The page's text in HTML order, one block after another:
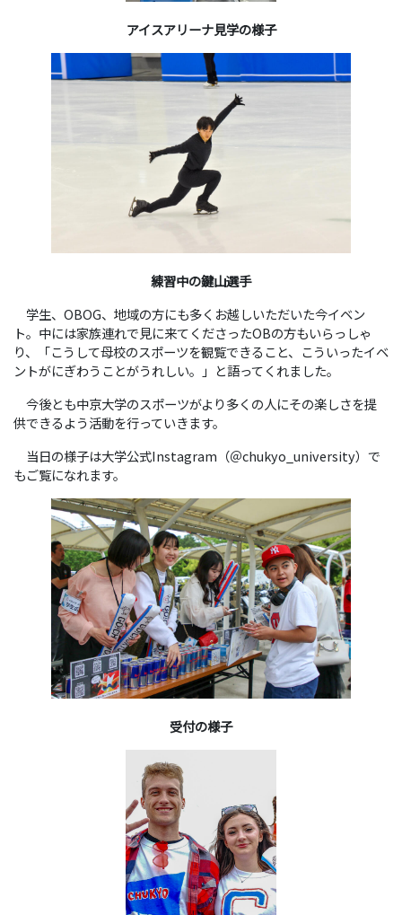
アイスアリーナ見学の様子
練習中の鍵山選手
学生、OBOG、地域の方にも多くお越しいただいた今イベン
ト。中には家族連れで見に来てくださったOBの方もいらっしゃ
り、「こうして母校のスポーツを観覧できること、こういったイベ
ントがにぎわうことがうれしい。」と語ってくれました。
今後とも中京大学のスポーツがより多くの人にその楽しさを提
供できるよう活動を行っていきます。
当日の様子は大学公式Instagram（＠chukyo_university）で
もご覧になれます。
受付の様子